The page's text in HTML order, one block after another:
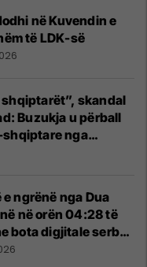
në Kuvendin e
të LDK-së
skandal
Buzukja u përball
nga
ngrënë nga Dua
në orën 04:28 të
bota digjitale serbe
e luftës